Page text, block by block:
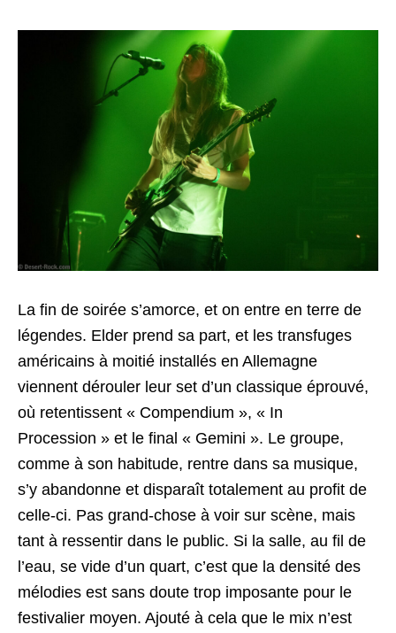
La fin de soirée s’amorce, et on entre en terre de
légendes. Elder prend sa part, et les transfuges
américains à moitié installés en Allemagne
viennent dérouler leur set d’un classique éprouvé,
où retentissent « Compendium », « In
Procession » et le final « Gemini ». Le groupe,
comme à son habitude, rentre dans sa musique,
s’y abandonne et disparaît totalement au profit de
celle-ci. Pas grand-chose à voir sur scène, mais
tant à ressentir dans le public. Si la salle, au fil de
l’eau, se vide d’un quart, c’est que la densité des
mélodies est sans doute trop imposante pour le
festivalier moyen. Ajouté à cela que le mix n’est